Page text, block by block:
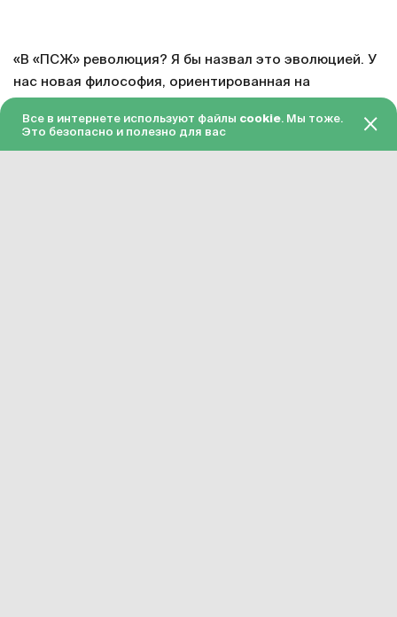
«В «ПСЖ» революция? Я бы назвал это эволюцией. У
нас новая философия, ориентированная на
Проект строится медленно. Затем у нас есть новый
тренировочный центр, который является лучшим в
Все в интернете используют файлы cookie. Мы тоже.
Это безопасно и полезно для вас